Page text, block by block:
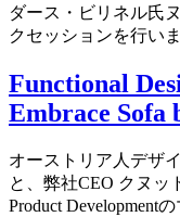
ダース・ビリネル氏
クセッションを行いま
Functional
Embrace Sofa
オーストリア人デザ
と、弊社CEO クヌッ
Product Development